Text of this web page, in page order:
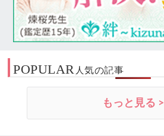
POPULAR 人気の記事
もっと見る >